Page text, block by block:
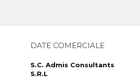
DATE COMERCIALE
S.C. Admis Consultants
S.R.L